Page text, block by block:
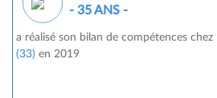
- 35 ANS -
a réalisé son bilan de compétences chez
(33) en 2019